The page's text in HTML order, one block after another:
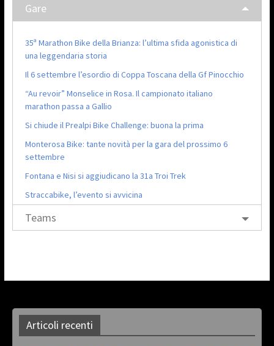
Gare
35ª Marathon Bike della Brianza: l’ultima sfida agonistica di
una leggendaria storia
Il 6 settembre l’esordio di Coppa Toscana della Gf Pinocchio
“Au revoir” Monselice in Rosa. Il campionato italiano
marathon passa a Gallio
Si chiude il Prealpi Bike Challenge: buona la prima
Monterosa Bike: tante novità per la gara del prossimo 6
settembre
Fontana e Nisi si aggiudicano la 31a Troi Trek
Straccabike, l’evento si avvicina
Teams
Articoli recenti